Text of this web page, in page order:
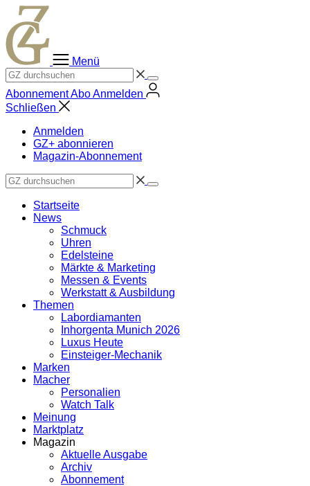
Zum
Inhalt
springen
Menü
AbonnementAboAnmelden
Schließen
Anmelden
GZ+ abonnieren
Magazin-Abonnement
Startseite
News
Schmuck
Uhren
Edelsteine
Märkte & Marketing
Messen & Events
Werkstatt & Ausbildung
Themen
Labordiamanten
Inhorgenta Munich 2026
Luxus Heute
Einsteiger-Mechanik
Marken
Macher
Personalien
Watch Talk
Meinung
Marktplatz
Magazin
Aktuelle Ausgabe
Archiv
Abonnement